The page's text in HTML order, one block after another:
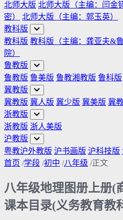
北师大版 北师大版（主编：闫金
密）
北师大版（主编：郭玉英）
教科版
教科版 教科版（主编：龚亚夫&鲁
院）
鲁教版
鲁教版 鲁美版 鲁教湘教版 鲁科版
冀教版
冀教版 冀人版 冀少版 冀美版 冀
浙教版
浙教版 浙人美版
沪教版
粤教沪外教版 沪书画版 沪科技版
首页 /学段 /初中 /八年级 /正文
八年级地理图册上册(
课本目录(义务教育教